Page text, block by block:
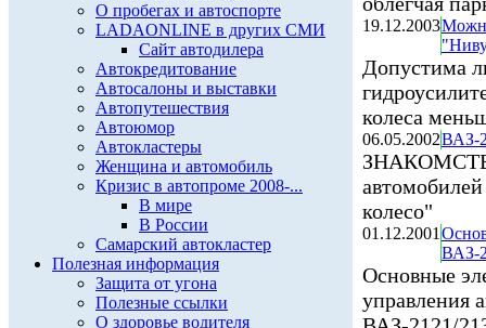
О пробегах и автоспорте
LADAONLINE в других СМИ
Сайт автодилера
Автокредитование
Автосалоны и выставки
Автопутешествия
Автоюмор
Автокластеры
Женщина и автомобиль
Кризис в автопроме 2008-...
В мире
В России
Самарский автокластер
Полезная информация
Защита от угона
Полезные ссылки
О здоровье водителя
19.12.2003
Допустима
колеса
06.05.2002ВАЗ-
колесо"
01.12.2001
ВАЗ-
Основные
управления